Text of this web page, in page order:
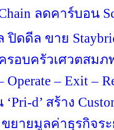
ลดคาร์บอน
ปิดดีล ขาย
รอบครัวเศวตสม
– Exit –
d’ สร้าง
ยายมูลค่าธุรกิจระ